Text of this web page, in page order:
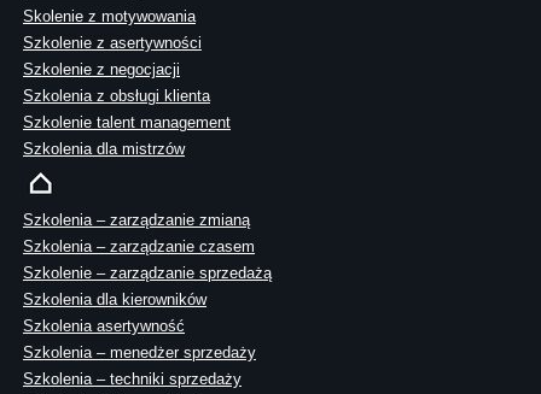
Skolenie z motywowania
Szkolenie z asertywności
Szkolenie z negocjacji
Szkolenia z obsługi klienta
Szkolenie talent management
Szkolenia dla mistrzów
Szkolenia – zarządzanie zmianą
Szkolenia – zarządzanie czasem
Szkolenie – zarządzanie sprzedażą
Szkolenia dla kierowników
Szkolenia asertywność
Szkolenia – menedżer sprzedaży
Szkolenia – techniki sprzedaży